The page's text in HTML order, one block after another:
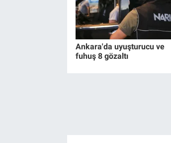
Ankara'da uyuşturucu ve
fuhuş 8 gözaltı